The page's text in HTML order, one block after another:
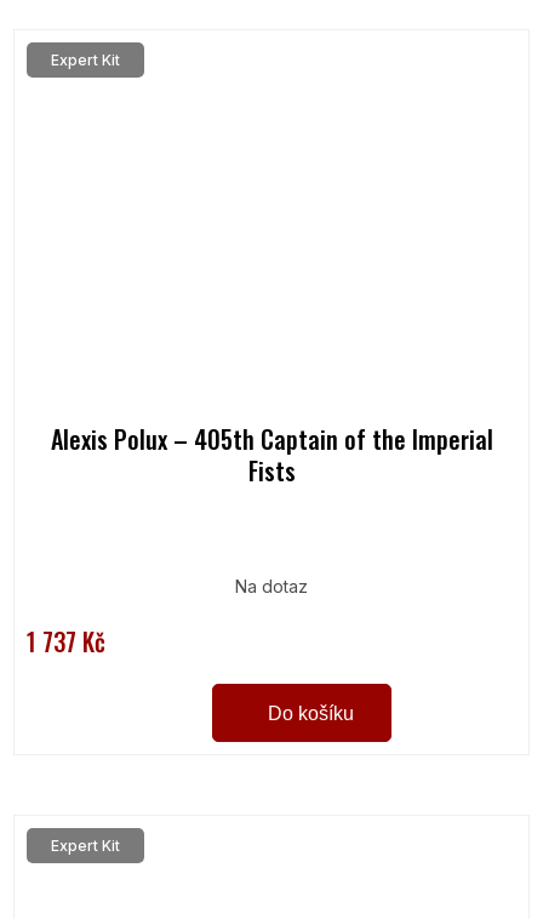
Expert Kit
Alexis Polux – 405th Captain of the Imperial
Fists
Na dotaz
1 737 Kč
Do košíku
Expert Kit